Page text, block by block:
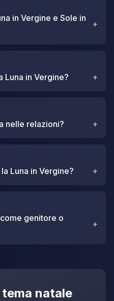
in Vergine e Sole in
+
Luna in Vergine? +
nelle relazioni? +
Luna in Vergine? +
genitore o
+
natale